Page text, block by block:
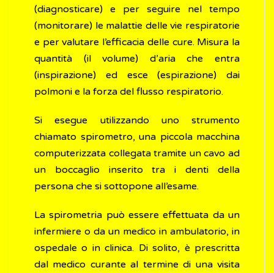
(diagnosticare) e per seguire nel tempo
(monitorare) le malattie delle vie respiratorie
e per valutare l’efficacia delle cure. Misura la
quantità (il volume) d’aria che entra
(inspirazione) ed esce (espirazione) dai
polmoni e la forza del flusso respiratorio.
Si esegue utilizzando uno strumento
chiamato spirometro, una piccola macchina
computerizzata collegata tramite un cavo ad
un boccaglio inserito tra i denti della
persona che si sottopone all’esame.
La spirometria può essere effettuata da un
infermiere o da un medico in ambulatorio, in
ospedale o in clinica. Di solito, è prescritta
dal medico curante al termine di una visita